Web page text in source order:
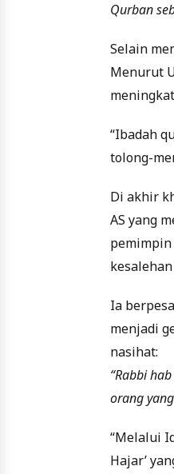
Qurban
Selain
Menurut
“Ibadah
tolong-
Di akhir
AS yang
Ia
menjadi
nasihat:
“Rabbi
orang
“Melalui
Hajar’